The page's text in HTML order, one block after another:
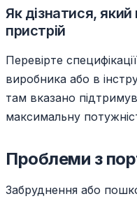
Як дізнатися,
пристрій
Перевірте
виробника або в
там вказано
максимальну
Проблеми з
Забруднення або